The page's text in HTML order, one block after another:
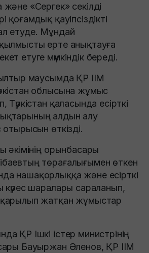
«Сергек» секілді
қоғамдық қауіпсіздікті
етуде. Мұндай
ерте анықтауға
етуге мүмкіндік береді.
маусымда ҚР ІІМ
облысына жұмыс
Түркістан қаласында есірткі
алдын алу
отырысын өткізді.
әкімінің орынбасары
төрағалығымен өткен
нашақорлыққа және есірткі
күрес шаралары сараланып,
жатқан жұмыстар
ҚР Ішкі істер министрінің
Бауыржан Әленов, ҚР ІІМ